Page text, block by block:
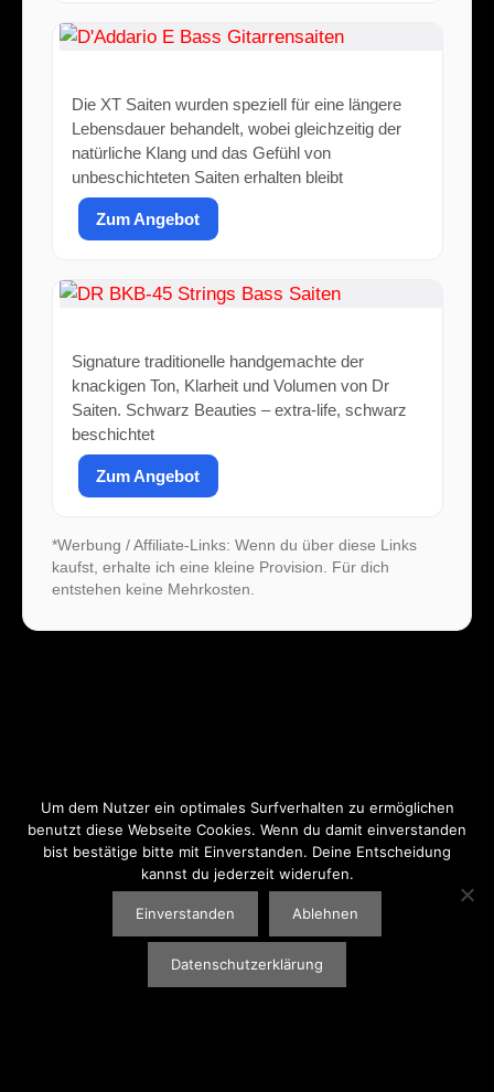
Die XT Saiten wurden speziell für eine längere
Lebensdauer behandelt, wobei gleichzeitig der
natürliche Klang und das Gefühl von
unbeschichteten Saiten erhalten bleibt
Zum Angebot
Signature traditionelle handgemachte der
knackigen Ton, Klarheit und Volumen von Dr
Saiten. Schwarz Beauties – extra-life, schwarz
beschichtet
Zum Angebot
*Werbung / Affiliate-Links: Wenn du über diese Links
kaufst, erhalte ich eine kleine Provision. Für dich
entstehen keine Mehrkosten.
IMPRESSUM| DATENSCHUTZ
© 2026 BASSROCKET. KEEP GROOVING.
Um dem Nutzer ein optimales Surfverhalten zu ermöglichen
benutzt diese Webseite Cookies. Wenn du damit einverstanden
bist bestätige bitte mit Einverstanden. Deine Entscheidung
kannst du jederzeit widerufen.
Einverstanden Ablehnen
Datenschutzerklärung